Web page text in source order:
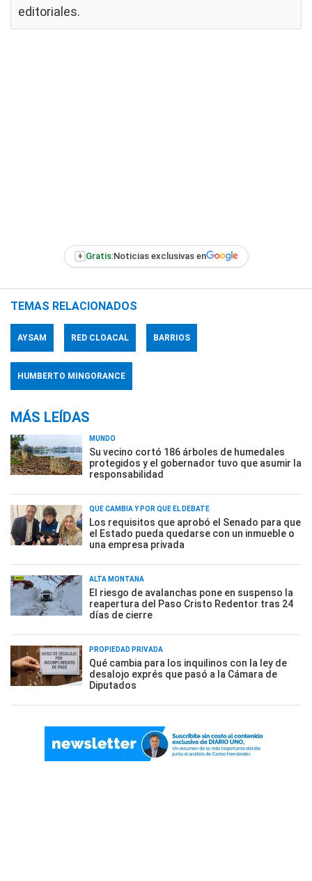
editoriales.
+ Gratis:Noticias exclusivas en
TEMAS RELACIONADOS
AYSAM RED CLOACAL BARRIOS
HUMBERTO MINGORANCE
MÁS LEÍDAS
MUNDO
Su vecino cortó 186 árboles de humedales
protegidos y el gobernador tuvo que asumir la
responsabilidad
QUÉ CAMBIA Y POR QUÉ EL DEBATE
Los requisitos que aprobó el Senado para que
el Estado pueda quedarse con un inmueble o
una empresa privada
ALTA MONTAÑA
El riesgo de avalanchas pone en suspenso la
reapertura del Paso Cristo Redentor tras 24
días de cierre
PROPIEDAD PRIVADA
Qué cambia para los inquilinos con la ley de
desalojo exprés que pasó a la Cámara de
Diputados